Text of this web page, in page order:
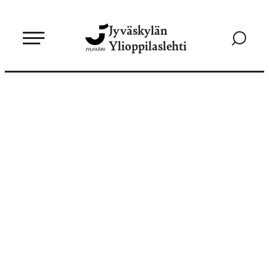
sisältöön
Jyväskylän
Ylioppilaslehti
Siirry